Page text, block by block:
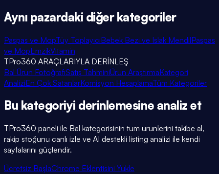
Aynı pazardaki diğer kategoriler
Paspas ve MopTüy ToplayıcıBebek Bezi ve Islak MendilPaspas
ve MopEmzikVitamin
TPro360 ARAÇLARIYLA DERİNLEŞ
Bal Ürün FotoğrafıSatış TahminiÜrün AraştırmaKategori
AnaliziEn Çok SatanlarKomisyon HesaplamaTüm Kategoriler
Bu kategoriyi derinlemesine analiz et
TPro360 paneli ile Bal kategorisinin tüm ürünlerini takibe al,
rakip stoğunu canlı izle ve AI destekli listing analizi ile kendi
sayfalarını güçlendir.
Ücretsiz BaşlaChrome Eklentisini Yükle